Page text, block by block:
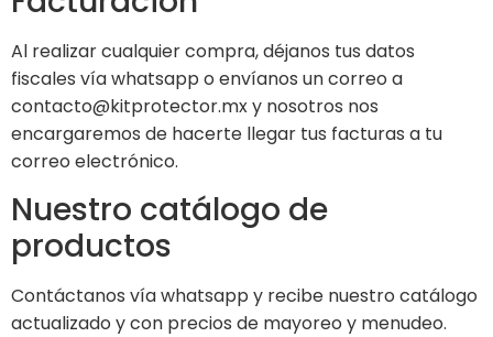
Al realizar cualquier compra, déjanos tus datos
fiscales vía whatsapp o envíanos un correo a
contacto@kitprotector.mx y nosotros nos
encargaremos de hacerte llegar tus facturas a tu
correo electrónico.
Nuestro catálogo de
productos
Contáctanos vía whatsapp y recibe nuestro catálogo
actualizado y con precios de mayoreo y menudeo.